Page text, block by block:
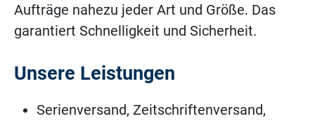
Aufträge nahezu jeder Art und Größe. Das
garantiert Schnelligkeit und Sicherheit.
Unsere Leistungen
Serienversand, Zeitschriftenversand,